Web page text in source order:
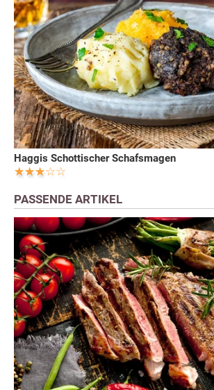
Haggis Schottischer Schafsmagen
PASSENDE ARTIKEL